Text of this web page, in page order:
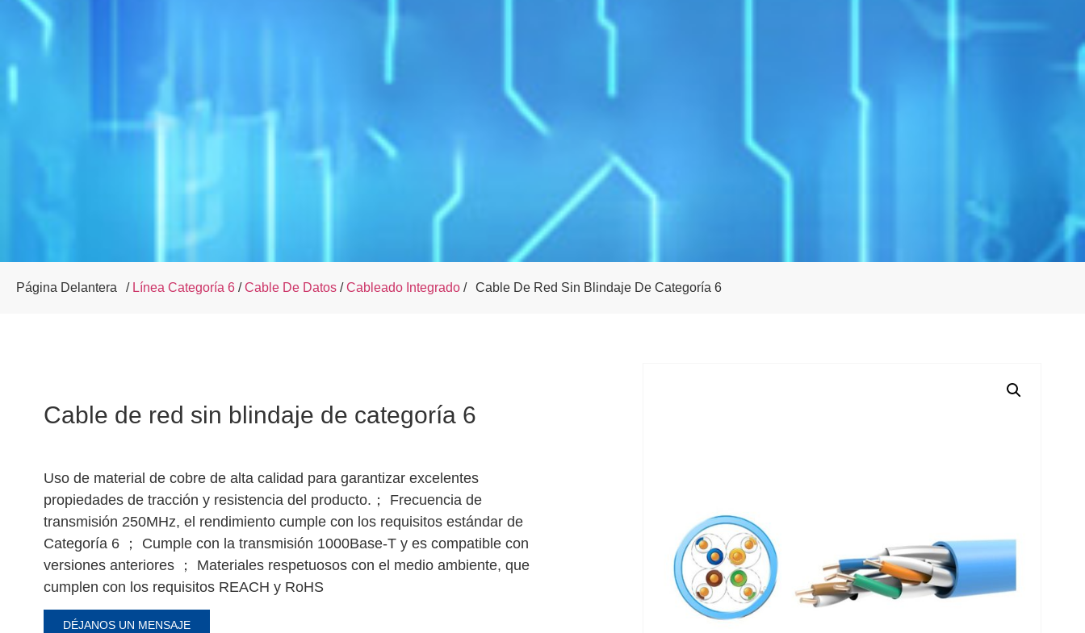
Página Delantera / Línea Categoría 6 /Cable De Datos /Cableado Integrado / Cable De Red Sin Blindaje De Categoría 6
Cable de red sin blindaje de categoría 6
Uso de material de cobre de alta calidad para garantizar excelentes
propiedades de tracción y resistencia del producto.； Frecuencia de
transmisión 250MHz, el rendimiento cumple con los requisitos estándar de
Categoría 6 ； Cumple con la transmisión 1000Base-T y es compatible con
versiones anteriores ； Materiales respetuosos con el medio ambiente, que
cumplen con los requisitos REACH y RoHS
DÉJANOS UN MENSAJE